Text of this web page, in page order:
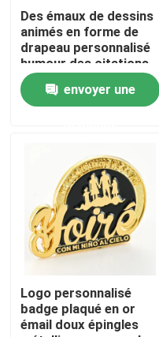
Contact
nouvelles
Goupilles de revers en
Pièces de monnaie de
Médaille de sports en
Chaîne principale
Des émaux de dessins
animés en forme de
drapeau personnalisé
humour des citations
drôles broches sac
vêtements épingle à
revers badge
envoyer une
Logo personnalisé
badge plaqué en or
émail doux épingles